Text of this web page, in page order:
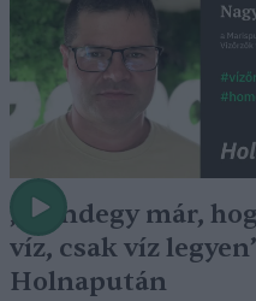
„Mindegy már,
víz, csak víz legyen”
Holnapután